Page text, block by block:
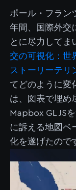
ポール・フラン
年間、国際外交
とに尽力してま
交の可視化：世
ストーリーテリ
てどのように変
は、図表で埋め
Mapbox GL JS
に訴える地図ベ
化を遂げたので